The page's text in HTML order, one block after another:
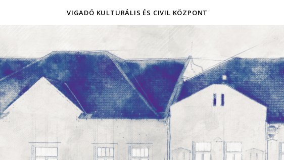
VIGADÓ KULTURÁLIS ÉS CIVIL KÖZPONT